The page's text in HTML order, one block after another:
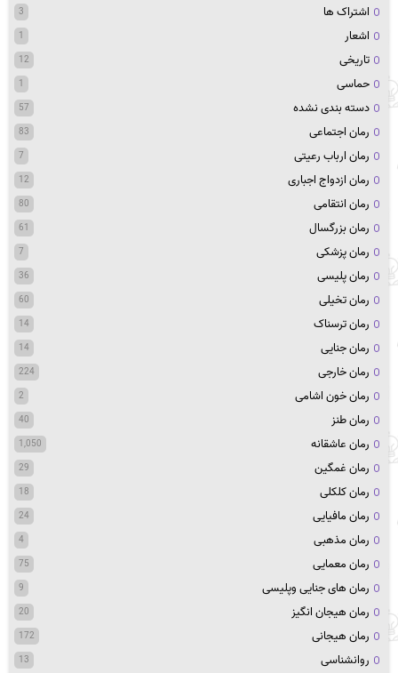
اشتراک ها
3
اشعار 1
تاریخی 12
حماسی 1
دسته بندی نشده 57
رمان اجتماعی 83
رمان ارباب رعیتی 7
رمان ازدواج اجباری 12
رمان انتقامی 80
رمان بزرگسال 61
رمان پزشکی 7
رمان پلیسی 36
رمان تخیلی 60
رمان ترسناک 14
رمان جنایی 14
رمان خارجی 224
رمان خون اشامی 2
رمان طنز 40
رمان عاشقانه 1,050
رمان غمگین 29
رمان کلکلی 18
رمان مافیایی 24
رمان مذهبی 4
رمان معمایی 75
رمان های جنایی وپلیسی 9
رمان هیجان انگیز 20
رمان هیجانی 172
روانشناسی 13